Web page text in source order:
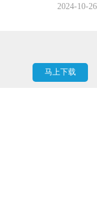
2024-10-26
马上下载